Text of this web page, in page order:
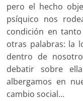
pero el hecho
psíquico nos
condición en
otras palabras: la
dentro de
debatir sobre
albergamos en
cambio social…